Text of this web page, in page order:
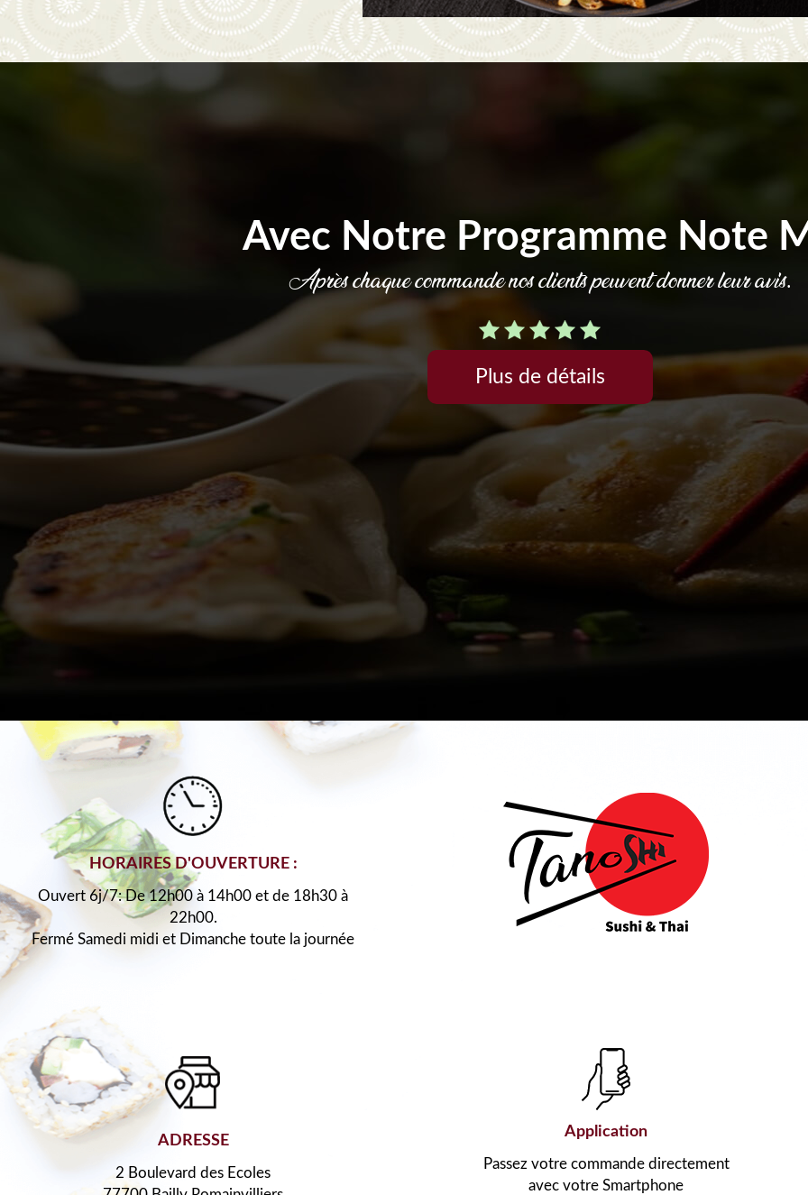
Avec Notre Programme Note
Après chaque commande nos clients peuvent donner leur avis.
Plus de détails
HORAIRES D'OUVERTURE :
Ouvert 6j/7: De 12h00 à 14h00 et de 18h30 à
22h00.
Fermé Samedi midi et Dimanche toute la journée
ADRESSE
2 Boulevard des Ecoles
Application
Passez votre commande directement
avec votre Smartphone